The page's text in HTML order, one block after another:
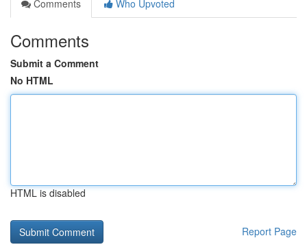
Comments
Who Upvoted
Comments
Submit a Comment
No HTML
HTML is disabled
Report Page